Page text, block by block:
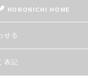
HOBONICHI HOME
せる
表記